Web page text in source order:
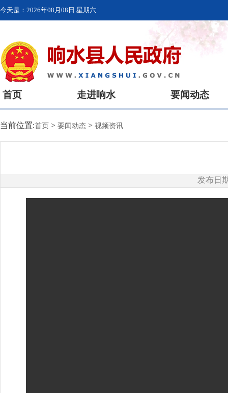
今天是： 2026年08月08日 星期六
首页 走进响水 要闻动态
当前位置:首页 > 要闻动态 > 视频资讯
发布日